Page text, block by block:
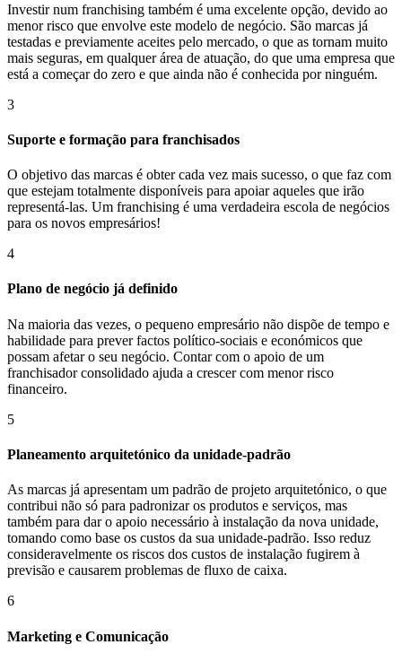
Investir num franchising também é uma excelente opção, devido ao
menor risco que envolve este modelo de negócio. São marcas já
testadas e previamente aceites pelo mercado, o que as tornam muito
mais seguras, em qualquer área de atuação, do que uma empresa que
está a começar do zero e que ainda não é conhecida por ninguém.
3
Suporte e formação para franchisados
O objetivo das marcas é obter cada vez mais sucesso, o que faz com
que estejam totalmente disponíveis para apoiar aqueles que irão
representá-las. Um franchising é uma verdadeira escola de negócios
para os novos empresários!
4
Plano de negócio já definido
Na maioria das vezes, o pequeno empresário não dispõe de tempo e
habilidade para prever factos político-sociais e económicos que
possam afetar o seu negócio. Contar com o apoio de um
franchisador consolidado ajuda a crescer com menor risco
financeiro.
5
Planeamento arquitetónico da unidade-padrão
As marcas já apresentam um padrão de projeto arquitetónico, o que
contribui não só para padronizar os produtos e serviços, mas
também para dar o apoio necessário à instalação da nova unidade,
tomando como base os custos da sua unidade-padrão. Isso reduz
consideravelmente os riscos dos custos de instalação fugirem à
previsão e causarem problemas de fluxo de caixa.
6
Marketing e Comunicação